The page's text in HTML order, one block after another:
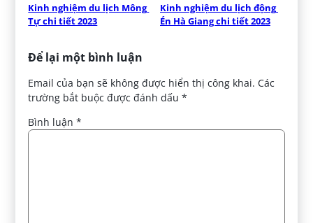
Kinh nghiệm du lịch Mông
Tự chi tiết 2023
Kinh nghiệm du lịch động
Én Hà Giang chi tiết 2023
Để lại một bình luận
Email của bạn sẽ không được hiển thị công khai. Các
trường bắt buộc được đánh dấu*
Bình luận*